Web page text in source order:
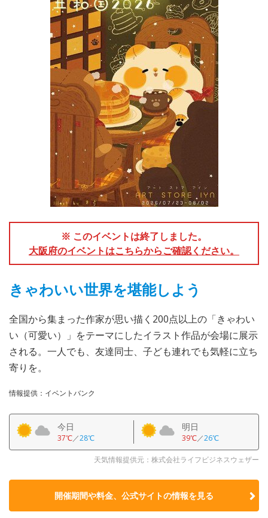
※ このイベントは終了しました。
大阪府のイベントはこちらからご確認ください。
きゃわいい世界を堪能しよう
全国から集まった作家が思い描く200点以上の「きゃわい
い（可愛い）」をテーマにしたイラスト作品が会場に展示
される。一人でも、友達同士、子ども連れでも気軽に立ち
寄りを。
情報提供：イベントバンク
今日
37℃／28℃
明日
39℃／26℃
天気情報提供元：株式会社ライフビジネスウェザー
開催期間や料金、公式サイトの情報を見る